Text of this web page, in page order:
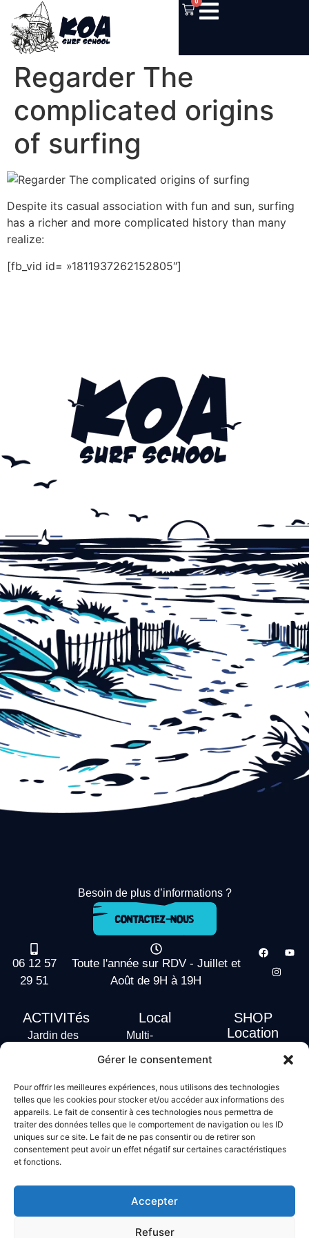
Gérer le consentement
Pour offrir les meilleures expériences, nous utilisons des technologies
telles que les cookies pour stocker et/ou accéder aux informations des
appareils. Le fait de consentir à ces technologies nous permettra de
traiter des données telles que le comportement de navigation ou les ID
uniques sur ce site. Le fait de ne pas consentir ou de retirer son
consentement peut avoir un effet négatif sur certaines caractéristiques
et fonctions.
Accepter
Refuser
Regarder The
complicated origins
of surfing
Despite its casual association with fun and sun, surfing
has a richer and more complicated history than many
realize:
[fb_vid id= »1811937262152805″]
Besoin de plus d’informations ?
06 12 57
29 51
Toute l'année sur RDV - Juillet et
Août de 9H à 19H
ACTIVITés
Jardin des
Stand Up
Paddle
Bodyboard
Local
Multi-
Hébergement
SHOP
Location
Politique de confidentialité